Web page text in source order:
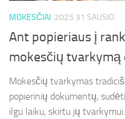
MOKESČIAI 2025 31 SAUSIO
Ant popieriaus į
mokesčių tvarkymą
Mokesčių tvarkymas
popierinių dokumentų,
ilgu laiku, skirtu jų